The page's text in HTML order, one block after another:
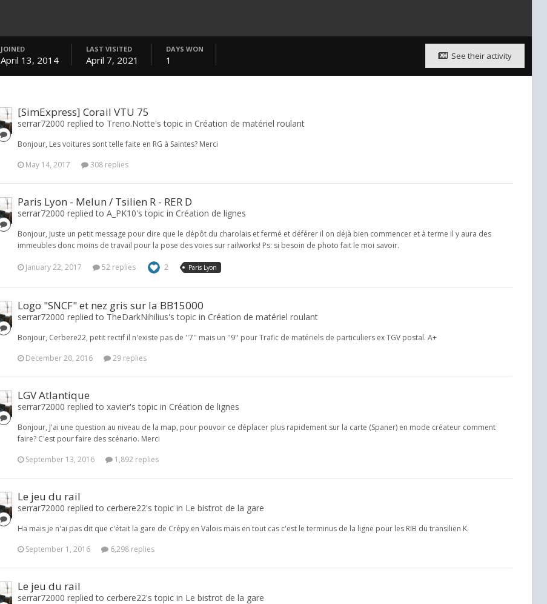
See their activity
JOINED
April 13, 2014
LAST VISITED
April 7, 2021
DAYS WON
1
[SimExpress] Corail VTU 75
serrar72000 replied to Treno.Notte's topic in Création de matériel roulant
Bonjour, Les voitures sont telle faite en RG à Saintes? Merci
May 14, 2017
308 replies
Paris Lyon - Melun / Tsilien R - RER D
serrar72000 replied to A_PK10's topic in Création de lignes
Bonjour, Juste un petit message pour dire que le dépôt du charolais et fermé et déférer il on déjà bien commencer et à terme il y aura des
immeubles donc moins de travail pour la pose des voies sur railworks! Ps: si besoin de photo fait le moi savoir.
January 22, 2017 52 replies 2 Paris Lyon
Logo "SNCF" et nez gris sur la BB15000
serrar72000 replied to TheDarkNihilius's topic in Création de matériel roulant
Bonjour, Cerbere22, petit rectif il n'existe pas de ''7'' mais un ''9'' pour Trafic de matériels de particuliers ex TGV postal. A+
December 20, 2016
29 replies
LGV Atlantique
serrar72000 replied to xavier's topic in Création de lignes
Bonjour, J'ai une question au niveau de la map, pour pouvoir ce déplacer plus rapidement sur la carte (Spaner) en mode créateur comment
faire? C'est pour faire des scénario. Merci
September 13, 2016
1,892 replies
Le jeu du rail
serrar72000 replied to cerbere22's topic in Le bistrot de la gare
Ha mais je n'ai pas dit que c'était la gare de Crépy en Valois mais en tout cas c'est le terminus de la ligne pour les RIB du transilien K.
September 1, 2016
6,298 replies
Le jeu du rail
serrar72000 replied to cerbere22's topic in Le bistrot de la gare